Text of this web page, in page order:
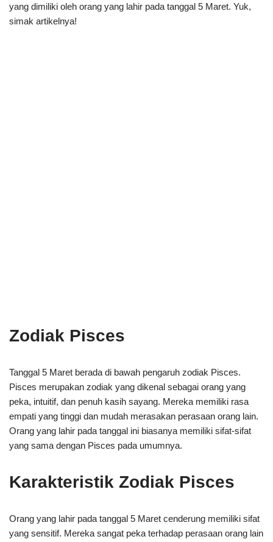
yang dimiliki oleh orang yang lahir pada tanggal 5 Maret. Yuk,
simak artikelnya!
Zodiak Pisces
Tanggal 5 Maret berada di bawah pengaruh zodiak Pisces.
Pisces merupakan zodiak yang dikenal sebagai orang yang
peka, intuitif, dan penuh kasih sayang. Mereka memiliki rasa
empati yang tinggi dan mudah merasakan perasaan orang lain.
Orang yang lahir pada tanggal ini biasanya memiliki sifat-sifat
yang sama dengan Pisces pada umumnya.
Karakteristik Zodiak Pisces
Orang yang lahir pada tanggal 5 Maret cenderung memiliki sifat
yang sensitif. Mereka sangat peka terhadap perasaan orang lain